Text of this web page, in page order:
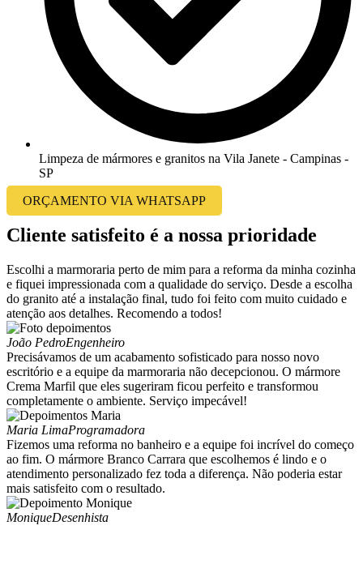
Limpeza de mármores e granitos na Vila Janete - Campinas -
SP
ORÇAMENTO VIA WHATSAPP
Cliente satisfeito é a nossa prioridade
Escolhi a marmoraria perto de mim para a reforma da minha cozinha
e fiquei impressionada com a qualidade do serviço. Desde a escolha
do granito até a instalação final, tudo foi feito com muito cuidado e
atenção aos detalhes. Recomendo a todos!
João PedroEngenheiro
Precisávamos de um acabamento sofisticado para nosso novo
escritório e a equipe da marmoraria não decepcionou. O mármore
Crema Marfil que eles sugeriram ficou perfeito e transformou
completamente o ambiente. Serviço impecável!
Maria LimaProgramadora
Fizemos uma reforma no banheiro e a equipe foi incrível do começo
ao fim. O mármore Branco Carrara que escolhemos é lindo e o
atendimento personalizado fez toda a diferença. Não poderia estar
mais satisfeito com o resultado.
MoniqueDesenhista